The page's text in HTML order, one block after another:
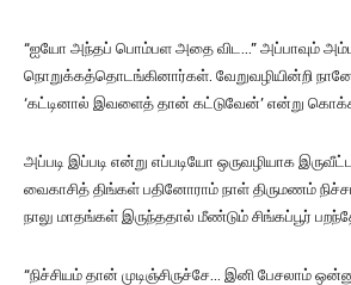
“ஐயோ அந்தப் பொம்பள அதை விட…” அப்பாவும்
நொறுக்கத்தொடங்கினார்கள். வேறுவழியின்றி
‘கட்டினால் இவளைத் தான் கட்டுவேன்’ என்று
அப்படி இப்படி என்று எப்படியோ ஒருவழியாக
வைகாசித் திங்கள் பதினோராம் நாள் திருமணம்
நாலு மாதங்கள் இருந்ததால் மீண்டும் சிங்கப்பூர்
“நிச்சியம் தான் முடிஞ்சிருச்சே… இனி பேசலாம்